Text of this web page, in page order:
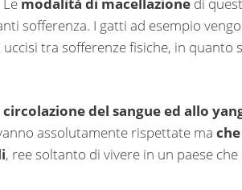
sofferenza. I gatti ad esempio
tra sofferenze fisiche, in quanto
del sangue ed allo
assolutamente rispettate ma che
, ree soltanto di vivere in un paese che